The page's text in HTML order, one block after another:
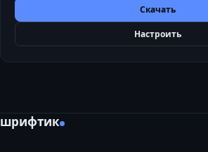
Скачать
Настроить
шрифтик